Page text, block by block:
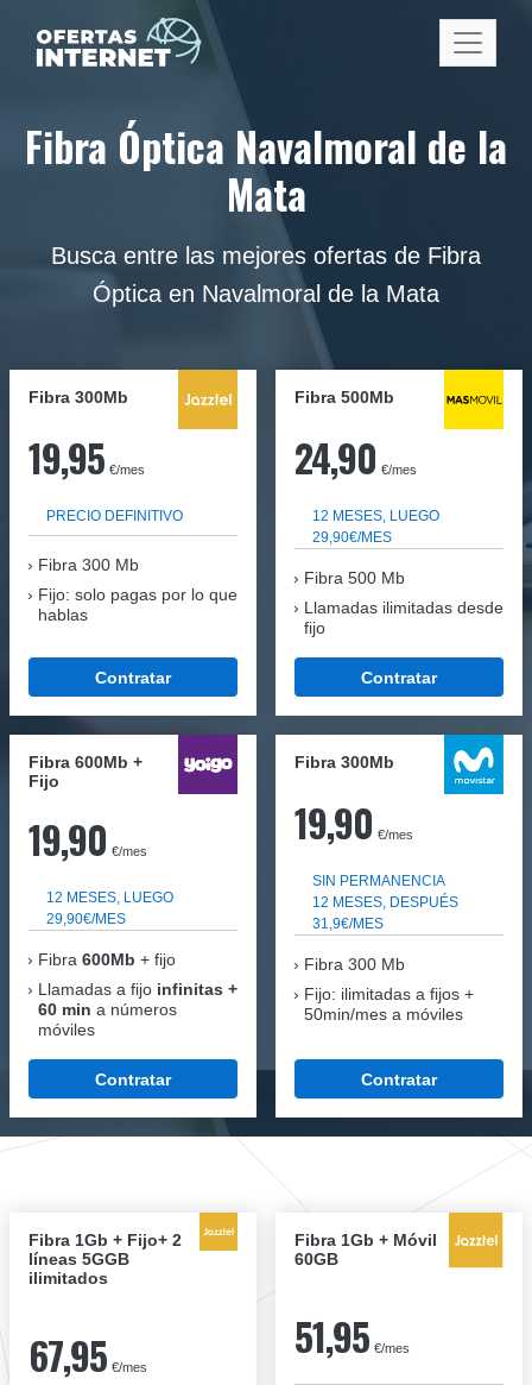
Fibra Óptica Navalmoral de la
Mata
Busca entre las mejores ofertas de Fibra
Óptica en Navalmoral de la Mata
Fibra 300Mb
19,95 €/mes
PRECIO DEFINITIVO
Fibra 300 Mb
Fijo: solo pagas por lo que
hablas
Contratar
Fibra 500Mb
24,90 €/mes
12 MESES, LUEGO
29,90€/MES
Fibra 500 Mb
Llamadas ilimitadas desde
fijo
Contratar
Fibra 600Mb +
Fijo
19,90 €/mes
12 MESES, LUEGO
29,90€/MES
Fibra 600Mb + fijo
Llamadas a fijo infinitas +
60 min a números
móviles
Contratar
Fibra 300Mb
19,90 €/mes
SIN PERMANENCIA
12 MESES, DESPUÉS
31,9€/MES
Fibra 300 Mb
Fijo: ilimitadas a fijos +
50min/mes a móviles
Contratar
Fibra 1Gb + Fijo+ 2
líneas 5GGB
ilimitados
67,95 €/mes
Fibra 1Gb + Móvil
60GB
51,95 €/mes